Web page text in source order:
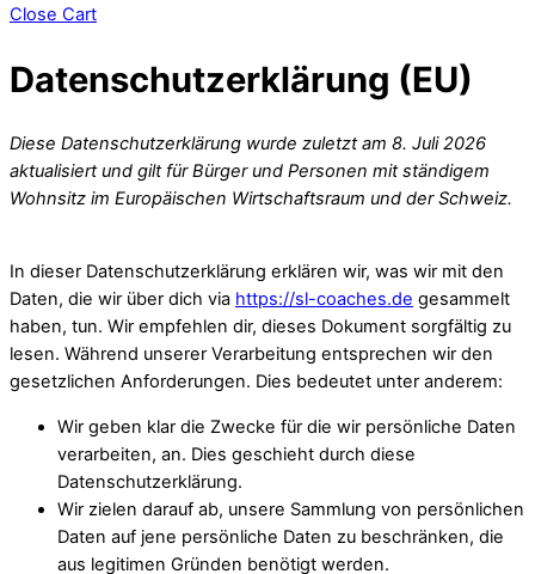
Close Cart
Datenschutzerklärung (EU)
Diese Datenschutzerklärung wurde zuletzt am 8. Juli 2026
aktualisiert und gilt für Bürger und Personen mit ständigem
Wohnsitz im Europäischen Wirtschaftsraum und der Schweiz.
In dieser Datenschutzerklärung erklären wir, was wir mit den
Daten, die wir über dich via https://sl-coaches.de gesammelt
haben, tun. Wir empfehlen dir, dieses Dokument sorgfältig zu
lesen. Während unserer Verarbeitung entsprechen wir den
gesetzlichen Anforderungen. Dies bedeutet unter anderem:
Wir geben klar die Zwecke für die wir persönliche Daten
verarbeiten, an. Dies geschieht durch diese
Datenschutzerklärung.
Wir zielen darauf ab, unsere Sammlung von persönlichen
Daten auf jene persönliche Daten zu beschränken, die
aus legitimen Gründen benötigt werden.